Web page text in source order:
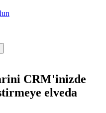
CRM'inizde
elveda